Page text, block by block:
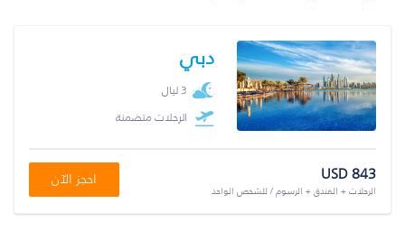
دبي
3 ليال
الرحلات متضمنة
USD 843
الرحلات + الفندق + الرسوم / للشخص الواحد
احجز الآن